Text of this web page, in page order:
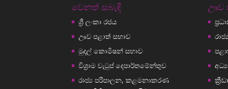
වෙනත් සබැඳි
ශ්‍රී ලංකා රජය
ඌව පළාත් සභාව
මුදල් කොමිෂන් සභාව
විශ්‍රාම වැටුප් දෙපාර්තමේන්තුව
රාජ්‍ය පරිපාලන, කළමනාකරණ
ඌව